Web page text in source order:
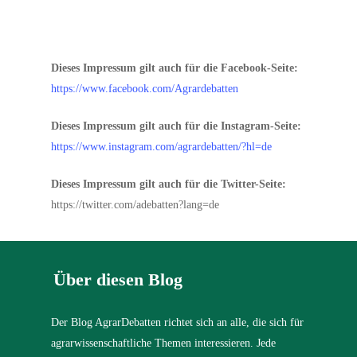
Dieses Impressum gilt auch für die Facebook-Seite:
https://www.facebook.com/Agrardebatten
Dieses Impressum gilt auch für die Instagram-Seite:
https://www.instagram.com/agrardebatten/?hl=de
Dieses Impressum gilt auch für die Twitter-Seite:
https://twitter.com/adebatten?lang=de
Über diesen Blog
Der Blog AgrarDebatten richtet sich an alle, die sich für
agrarwissenschaftliche Themen interessieren. Jede